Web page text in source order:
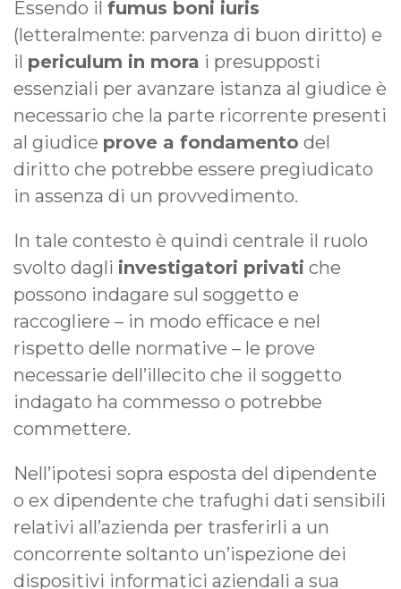
Essendo il fumus boni iuris
(letteralmente: parvenza di buon diritto) e
il periculum in mora i presupposti
essenziali per avanzare istanza al giudice è
necessario che la parte ricorrente presenti
al giudice prove a fondamento del
diritto che potrebbe essere pregiudicato
in assenza di un provvedimento.
In tale contesto è quindi centrale il ruolo
svolto dagli investigatori privati che
possono indagare sul soggetto e
raccogliere – in modo efficace e nel
rispetto delle normative – le prove
necessarie dell’illecito che il soggetto
indagato ha commesso o potrebbe
commettere.
Nell’ipotesi sopra esposta del dipendente
o ex dipendente che trafughi dati sensibili
relativi all’azienda per trasferirli a un
concorrente soltanto un’ispezione dei
dispositivi informatici aziendali a sua